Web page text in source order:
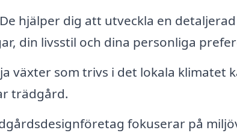
De hjälper dig att utveckla en
din livsstil och dina personliga
växter som trivs i det lokala klimatet
trädgård.
fokuserar på